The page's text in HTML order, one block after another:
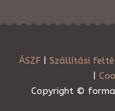
ÁSZF| Szállítási
Copyright ©